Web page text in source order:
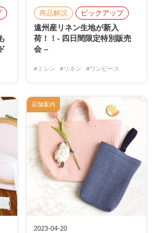
商品解説 ピックアップ
遠州産リネン生地が新入
荷！！- 四日間限定特別販売
会 –
#ミシン #リネン #ワンピース
2023-04-20
店舗案内